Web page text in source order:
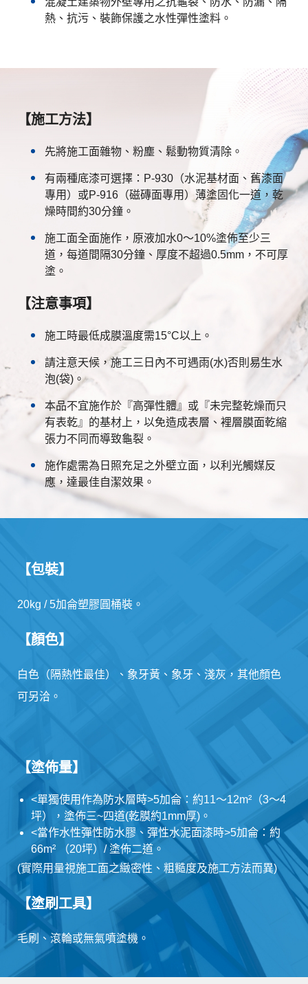
熱、抗污、裝飾保護之水性彈性塗料。
【施工方法】
先將施工面雜物、粉塵、鬆動物質清除。
有兩種底漆可選擇：P-930（水泥基材面、舊漆面
專用）或P-916（磁磚面專用）薄塗固化一道，乾
燥時間約30分鐘。
施工面全面施作，原液加水0～10%塗佈至少三
道，每道間隔30分鐘、厚度不超過0.5mm，不可厚
塗。
【注意事項】
施工時最低成膜溫度需15°C以上。
請注意天候，施工三日內不可遇雨(水)否則易生水
泡(袋)。
本品不宜施作於『高彈性體』或『未完整乾燥而只
有表乾』的基材上，以免造成表層、裡層膜面乾縮
張力不同而導致龜裂。
施作處需為日照充足之外壁立面，以利光觸媒反
應，達最佳自潔效果。
【包裝】
20kg / 5加侖塑膠圓桶裝。
【顏色】
白色（隔熱性最佳）、象牙黃、象牙、淺灰，其他顏色
可另洽。
【塗佈量】
<單獨使用作為防水層時>5加侖：約11～12m²（3～4
坪），塗佈三~四道(乾膜約1mm厚)。
<當作水性彈性防水膠、彈性水泥面漆時>5加侖：約
66m² （20坪）/ 塗佈二道。
(實際用量視施工面之緻密性、粗糙度及施工方法而異)
【塗刷工具】
毛刷、滾輪或無氣噴塗機。